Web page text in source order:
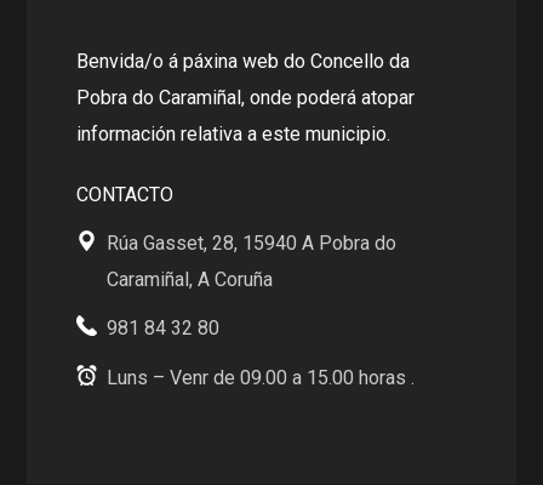
Benvida/o á páxina web do Concello da
Pobra do Caramiñal, onde poderá atopar
información relativa a este municipio.
CONTACTO
Rúa Gasset, 28, 15940 A Pobra do
Caramiñal, A Coruña
981 84 32 80
Luns – Venr de 09.00 a 15.00 horas .